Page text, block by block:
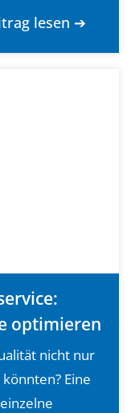
lesen ➔
optimieren
nicht nur
Eine